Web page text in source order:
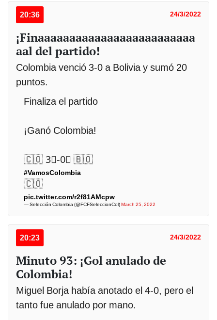
20:36 24/3/2022
¡Finaaaaaaaaaaaaaaaaaaaaaaaaa
aal del partido!
Colombia venció 3-0 a Bolivia y sumó 20
puntos.
Finaliza el partido
¡Ganó Colombia!
🇨🇴 3⃣-0⃣ 🇧🇴
#VamosColombia
🇨🇴
pic.twitter.com/r2f81AMcpw
— Selección Colombia (@FCFSeleccionCol)March 25, 2022
20:23 24/3/2022
Minuto 93: ¡Gol anulado de
Colombia!
Miguel Borja había anotado el 4-0, pero el
tanto fue anulado por mano.